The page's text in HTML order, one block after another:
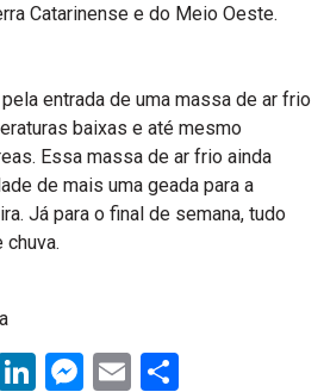
Catarinense e do Meio Oeste.
entrada de uma massa de ar frio
baixas e até mesmo
Essa massa de ar frio ainda
de mais uma geada para a
Já para o final de semana, tudo
LinkedIn
Messenger
Email